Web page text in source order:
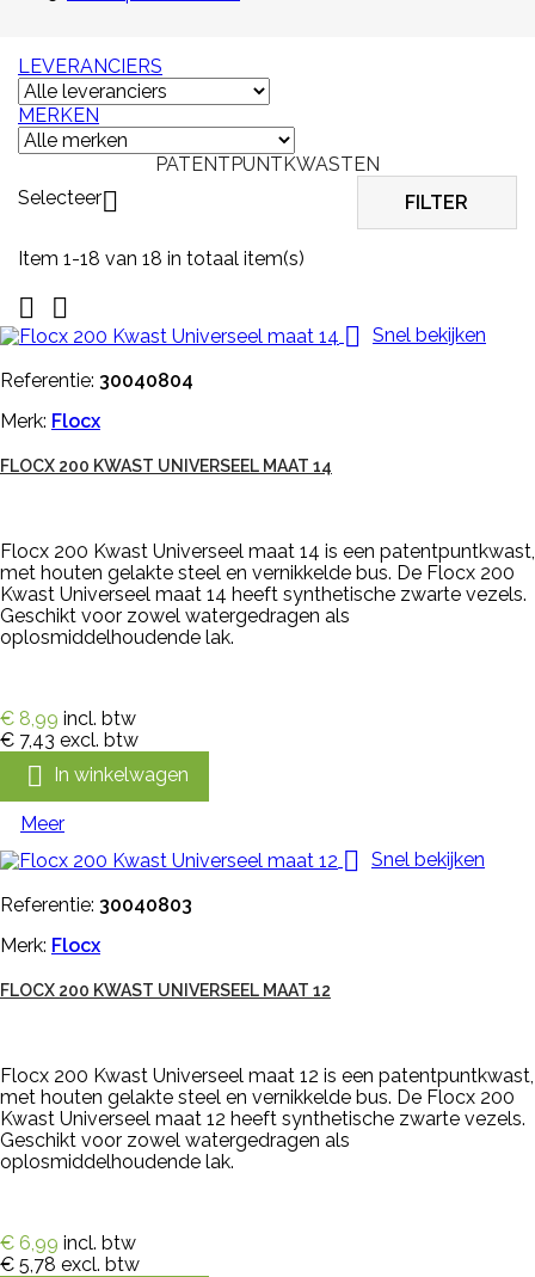
LEVERANCIERS
MERKEN
PATENTPUNTKWASTEN
Selecteer FILTER
Item 1-18 van 18 in totaal item(s)


 Snel bekijken
Referentie: 30040804
Merk: Flocx
FLOCX 200 KWAST UNIVERSEEL MAAT 14
Flocx 200 Kwast Universeel maat 14 is een patentpuntkwast,
met houten gelakte steel en vernikkelde bus. De Flocx 200
Kwast Universeel maat 14 heeft synthetische zwarte vezels.
Geschikt voor zowel watergedragen als
oplosmiddelhoudende lak.
€ 8,99 incl. btw
€ 7,43 excl. btw
 In winkelwagen
Meer
 Snel bekijken
Referentie: 30040803
Merk: Flocx
FLOCX 200 KWAST UNIVERSEEL MAAT 12
Flocx 200 Kwast Universeel maat 12 is een patentpuntkwast,
met houten gelakte steel en vernikkelde bus. De Flocx 200
Kwast Universeel maat 12 heeft synthetische zwarte vezels.
Geschikt voor zowel watergedragen als
oplosmiddelhoudende lak.
€ 6,99 incl. btw
€ 5,78 excl. btw